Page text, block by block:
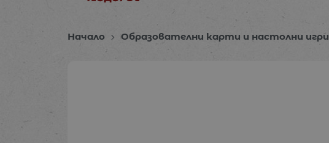
Начало Образователни карти и настолни игри